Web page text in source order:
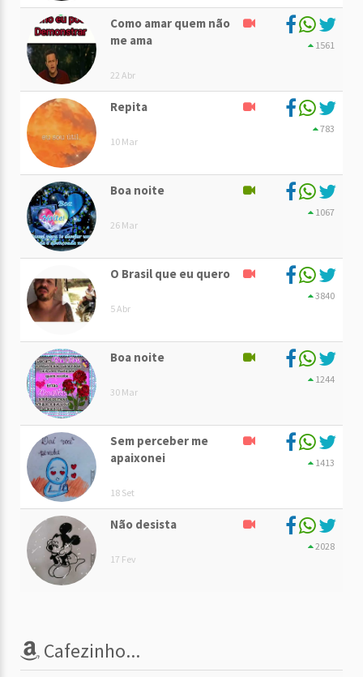
Como amar quem não
me ama
22 Abr
1561
Repita
10 Mar
783
Boa noite
26 Mar
1067
O Brasil que eu quero
5 Abr
3840
Boa noite
30 Mar
1244
Sem perceber me
apaixonei
18 Set
1413
Não desista
17 Fev
2028
Cafezinho...